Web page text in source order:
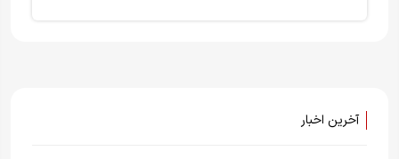
آخرین اخبار